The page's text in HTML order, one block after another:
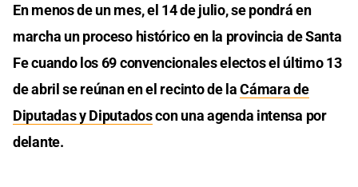
En menos de un mes, el 14 de julio, se pondrá en
marcha un proceso histórico en la provincia de Santa
Fe cuando los 69 convencionales electos el último 13
de abril se reúnan en el recinto de laCámara de
Diputadas y Diputadoscon una agenda intensa por
delante.